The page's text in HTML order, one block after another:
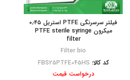
فیلتر سرسرنگی PTFE استریل ۰٫۴۵
میکرون PTFE sterile syringe
filter
Filter bio
کد کالا: FBS25PTFE045HS
درخواست قیمت